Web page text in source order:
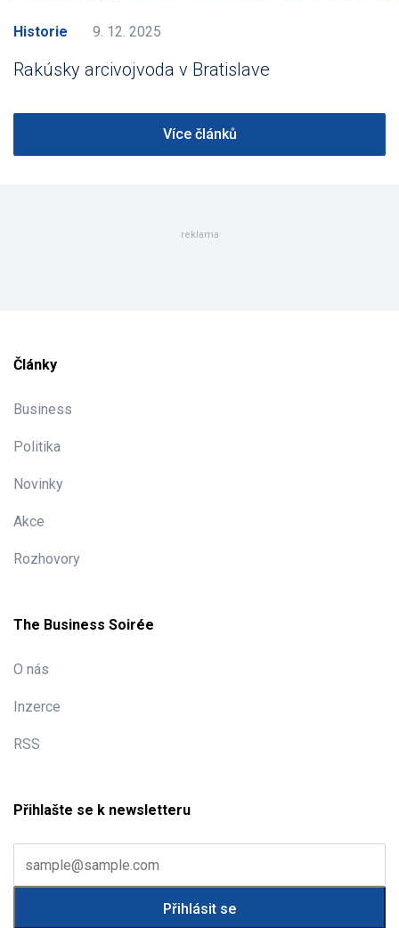
Historie 9. 12. 2025
Rakúsky arcivojvoda v Bratislave
Více článků
reklama
Články
Business
Politika
Novinky
Akce
Rozhovory
The Business Soirée
O nás
Inzerce
RSS
Přihlašte se k newsletteru